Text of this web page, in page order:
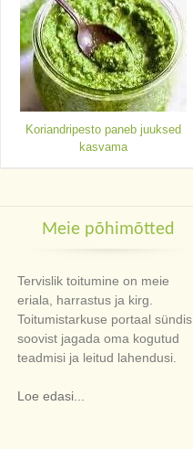
Koriandripesto paneb juuksed
kasvama
Meie põhimõtted
Tervislik toitumine on meie
eriala, harrastus ja kirg.
Toitumistarkuse portaal sündis
soovist jagada oma kogutud
teadmisi ja leitud lahendusi.
Loe edasi...